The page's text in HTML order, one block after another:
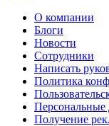
О компании
Блоги
Новости
Сотрудники
Написать
Политика
Персональные
Получение